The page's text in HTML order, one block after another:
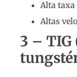
Alta taxa
Altas
3 – TIG